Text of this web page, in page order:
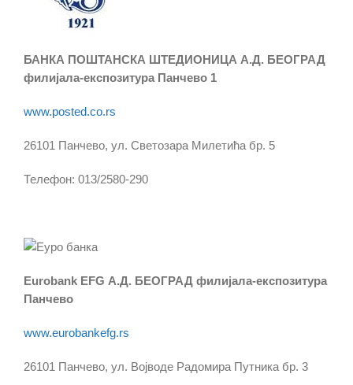
БАНКА ПОШТАНСКА ШТЕДИОНИЦА А.Д. БЕОГРАД
филијала-експозитура Панчево 1
www.posted.co.rs
26101 Панчево, ул. Светозара Милетића бр. 5
Телефон: 013/2580-290
Eurobank EFG А.Д. БЕОГРАД филијала-експозитура
Панчево
www.eurobankefg.rs
26101 Панчево, ул. Војводе Радомира Путника бр. 3